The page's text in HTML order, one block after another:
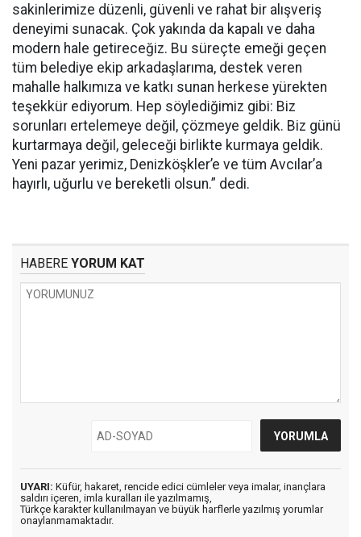
sakinlerimize düzenli, güvenli ve rahat bir alışveriş
deneyimi sunacak. Çok yakında da kapalı ve daha
modern hale getireceğiz. Bu süreçte emeği geçen
tüm belediye ekip arkadaşlarıma, destek veren
mahalle halkımıza ve katkı sunan herkese yürekten
teşekkür ediyorum. Hep söylediğimiz gibi: Biz
sorunları ertelemeye değil, çözmeye geldik. Biz günü
kurtarmaya değil, geleceği birlikte kurmaya geldik.
Yeni pazar yerimiz, Denizköşkler’e ve tüm Avcılar’a
hayırlı, uğurlu ve bereketli olsun.” dedi.
HABERE YORUM KAT
UYARI: Küfür, hakaret, rencide edici cümleler veya imalar, inançlara
saldırı içeren, imla kuralları ile yazılmamış,
Türkçe karakter kullanılmayan ve büyük harflerle yazılmış yorumlar
onaylanmamaktadır.